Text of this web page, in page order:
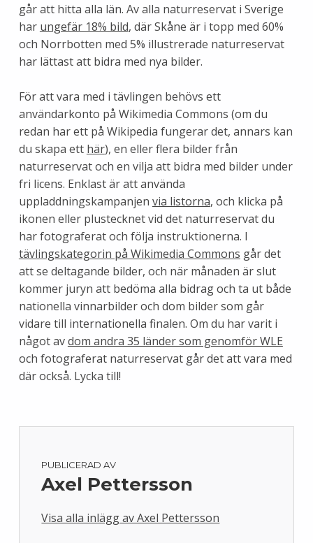
går att hitta alla län. Av alla naturreservat i Sverige
har ungefär 18% bild, där Skåne är i topp med 60%
och Norrbotten med 5% illustrerade naturreservat
har lättast att bidra med nya bilder.
För att vara med i tävlingen behövs ett
användarkonto på Wikimedia Commons (om du
redan har ett på Wikipedia fungerar det, annars kan
du skapa ett här), en eller flera bilder från
naturreservat och en vilja att bidra med bilder under
fri licens. Enklast är att använda
uppladdningskampanjen via listorna, och klicka på
ikonen eller plustecknet vid det naturreservat du
har fotograferat och följa instruktionerna. I
tävlingskategorin på Wikimedia Commons går det
att se deltagande bilder, och när månaden är slut
kommer juryn att bedöma alla bidrag och ta ut både
nationella vinnarbilder och dom bilder som går
vidare till internationella finalen. Om du har varit i
något avdom andra 35 länder som genomför WLE
och fotograferat naturreservat går det att vara med
där också. Lycka till!
PUBLICERAD AV
Axel Pettersson
Visa alla inlägg av Axel Pettersson